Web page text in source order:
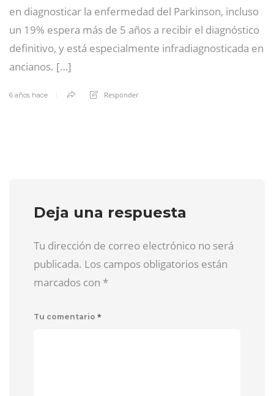
en diagnosticar la enfermedad del Parkinson, incluso
un 19% espera más de 5 años a recibir el diagnóstico
definitivo, y está especialmente infradiagnosticada en
ancianos. […]
6 años hace Responder
Deja una respuesta
Tu dirección de correo electrónico no será
publicada. Los campos obligatorios están
marcados con *
Tu comentario *